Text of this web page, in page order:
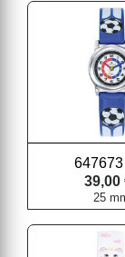
647673
39,00
25